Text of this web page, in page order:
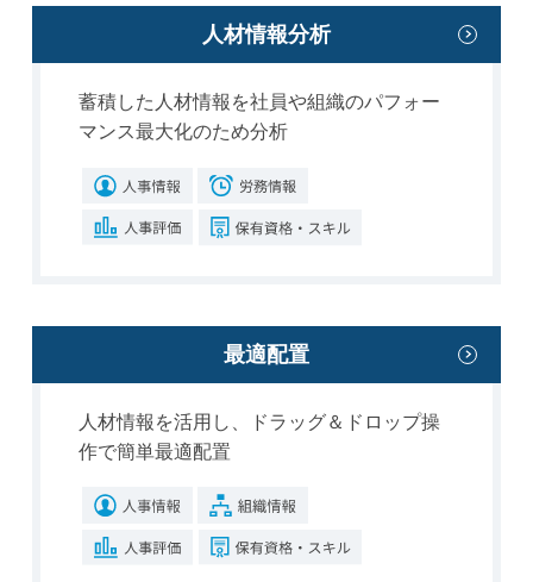
人材情報分析
蓄積した人材情報を社員や組織のパフォー
マンス最大化のため分析
最適配置
人材情報を活用し、ドラッグ＆ドロップ操
作で簡単最適配置